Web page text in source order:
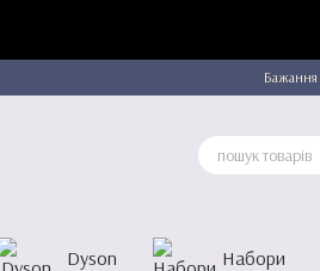
Бажання
Dyson Набори